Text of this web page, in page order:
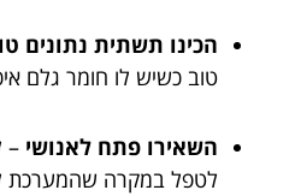
הכינו תשתית נתונים
טוב כשיש לו חומר גלם
השאירו פתח לאנושי
לטפל במקרה שהמערכת